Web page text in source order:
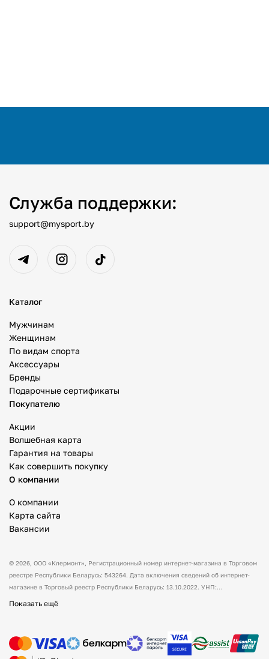
Служба поддержки:
support@mysport.by
Каталог
Мужчинам
Женщинам
По видам спорта
Аксессуары
Бренды
Подарочные сертификаты
Покупателю
Акции
Волшебная карта
Гарантия на товары
Как совершить покупку
О компании
О компании
Карта сайта
Вакансии
© 2026, ООО «Клермонт» , Регистрационный номер интернет-магазина в Торговом
реестре Республики Беларусь: 543264. Дата включения сведений об интернет-
магазине в Торговый реестр Республики Беларусь: 13.10.2022. УНП:
Товары можно оплатить наличным и/или безналичным способом при получении
товара. Способы доставки товара: самовывоз. По всем вопросам просим вас
Показать ещё